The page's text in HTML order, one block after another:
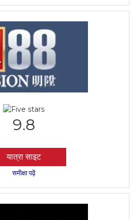
9.8
यात्रा साइट
समीक्षा पढ़ें